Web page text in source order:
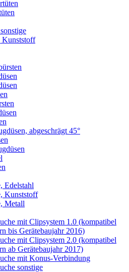
Kunststoff
abgeschrägt 45°
Edelstahl
Kunststoff
Metall
mit Clipsystem 1.0 (kompatibel
bis Gerätebaujahr 2016)
mit Clipsystem 2.0 (kompatibel
ab Gerätebaujahr 2017)
mit Konus-Verbindung
sonstige